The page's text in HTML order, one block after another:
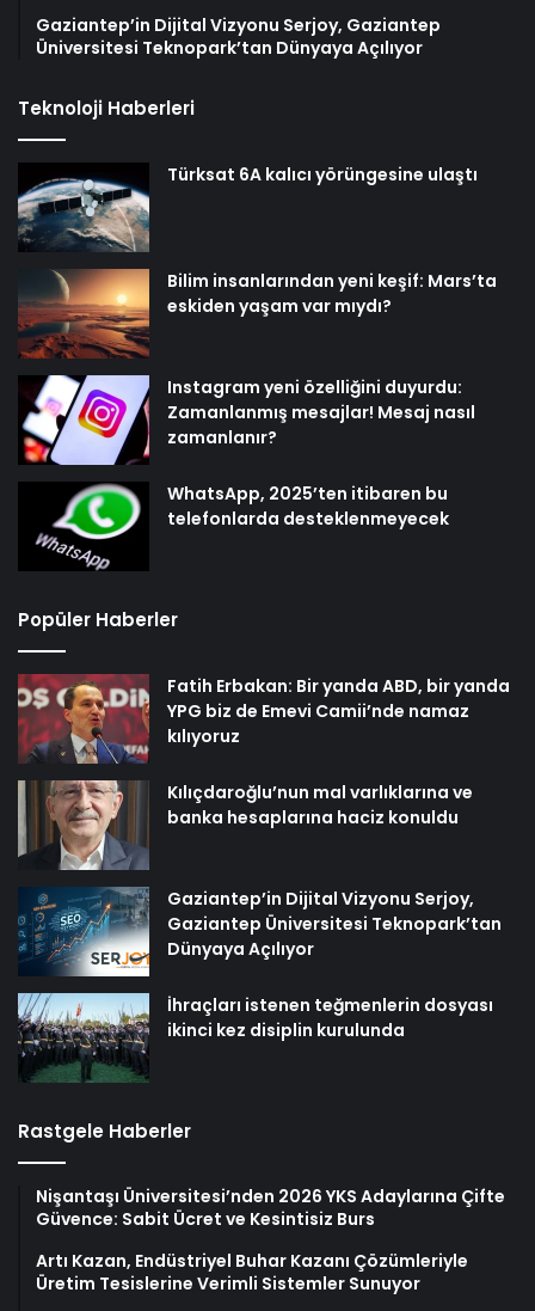
Gaziantep’in Dijital Vizyonu Serjoy, Gaziantep
Üniversitesi Teknopark’tan Dünyaya Açılıyor
Teknoloji Haberleri
Türksat 6A kalıcı yörüngesine ulaştı
Bilim insanlarından yeni keşif: Mars’ta
eskiden yaşam var mıydı?
Instagram yeni özelliğini duyurdu:
Zamanlanmış mesajlar! Mesaj nasıl
zamanlanır?
WhatsApp, 2025’ten itibaren bu
telefonlarda desteklenmeyecek
Popüler Haberler
Fatih Erbakan: Bir yanda ABD, bir yanda
YPG biz de Emevi Camii’nde namaz
kılıyoruz
Kılıçdaroğlu’nun mal varlıklarına ve
banka hesaplarına haciz konuldu
Gaziantep’in Dijital Vizyonu Serjoy,
Gaziantep Üniversitesi Teknopark’tan
Dünyaya Açılıyor
İhraçları istenen teğmenlerin dosyası
ikinci kez disiplin kurulunda
Rastgele Haberler
Nişantaşı Üniversitesi’nden 2026 YKS Adaylarına Çifte
Güvence: Sabit Ücret ve Kesintisiz Burs
Artı Kazan, Endüstriyel Buhar Kazanı Çözümleriyle
Üretim Tesislerine Verimli Sistemler Sunuyor